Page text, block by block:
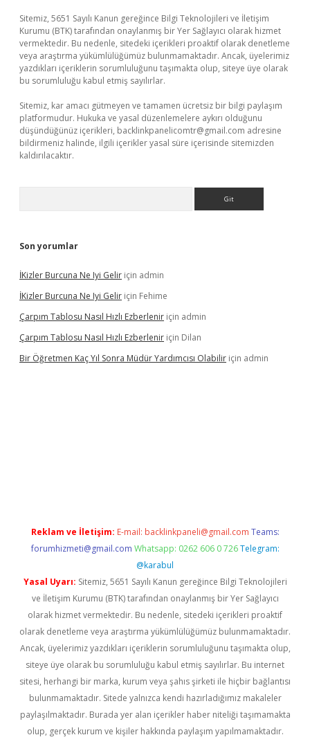
Sitemiz, 5651 Sayılı Kanun gereğince Bilgi Teknolojileri ve İletişim
Kurumu (BTK) tarafından onaylanmış bir Yer Sağlayıcı olarak hizmet
vermektedir. Bu nedenle, sitedeki içerikleri proaktif olarak denetleme
veya araştırma yükümlülüğümüz bulunmamaktadır. Ancak, üyelerimiz
yazdıkları içeriklerin sorumluluğunu taşımakta olup, siteye üye olarak
bu sorumluluğu kabul etmiş sayılırlar.
Sitemiz, kar amacı gütmeyen ve tamamen ücretsiz bir bilgi paylaşım
platformudur. Hukuka ve yasal düzenlemelere aykırı olduğunu
düşündüğünüz içerikleri, backlinkpanelicomtr@gmail.com adresine
bildirmeniz halinde, ilgili içerikler yasal süre içerisinde sitemizden
kaldırılacaktır.
Son yorumlar
İKizler Burcuna Ne Iyi Gelir için admin
İKizler Burcuna Ne Iyi Gelir için Fehime
Çarpım Tablosu Nasıl Hızlı Ezberlenir için admin
Çarpım Tablosu Nasıl Hızlı Ezberlenir için Dilan
Bir Öğretmen Kaç Yıl Sonra Müdür Yardımcısı Olabilir için admin
Reklam ve İletişim: E-mail: backlinkpaneli@gmail.com Teams:
forumhizmeti@gmail.com Whatsapp: 0262 606 0 726 Telegram:
@karabul
Yasal Uyarı: Sitemiz, 5651 Sayılı Kanun gereğince Bilgi Teknolojileri
ve İletişim Kurumu (BTK) tarafından onaylanmış bir Yer Sağlayıcı
olarak hizmet vermektedir. Bu nedenle, sitedeki içerikleri proaktif
olarak denetleme veya araştırma yükümlülüğümüz bulunmamaktadır.
Ancak, üyelerimiz yazdıkları içeriklerin sorumluluğunu taşımakta olup,
siteye üye olarak bu sorumluluğu kabul etmiş sayılırlar. Bu internet
sitesi, herhangi bir marka, kurum veya şahıs şirketi ile hiçbir bağlantısı
bulunmamaktadır. Sitede yalnızca kendi hazırladığımız makaleler
paylaşılmaktadır. Burada yer alan içerikler haber niteliği taşımamakta
olup, gerçek kurum ve kişiler hakkında paylaşım yapılmamaktadır.